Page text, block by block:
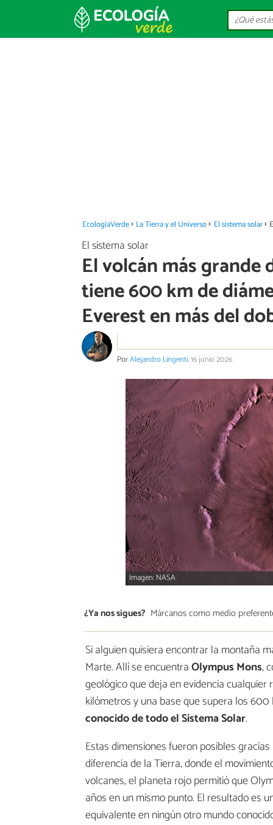
EcologíaVerde La Tierra y el Universo El sistema solar
El sistema solar
El volcán más grande
tiene 600 km de
Everest en más del
PorAlejandro Lingenti.16 junio 2026
Imagen: NASA
¿Ya nos sigues? Márcanos como medio
Si alguien quisiera encontrar la montaña
Marte. Allí se encuentraOlympus Mons,
geológico que deja en evidencia
kilómetros y una base que supera los
conocido de todo el Sistema Solar.
Estas dimensiones fueron posibles
diferencia de la Tierra, donde el
volcanes, el planeta rojo permitió que
años en un mismo punto. El resultado es
equivalente en ningún otro mundo